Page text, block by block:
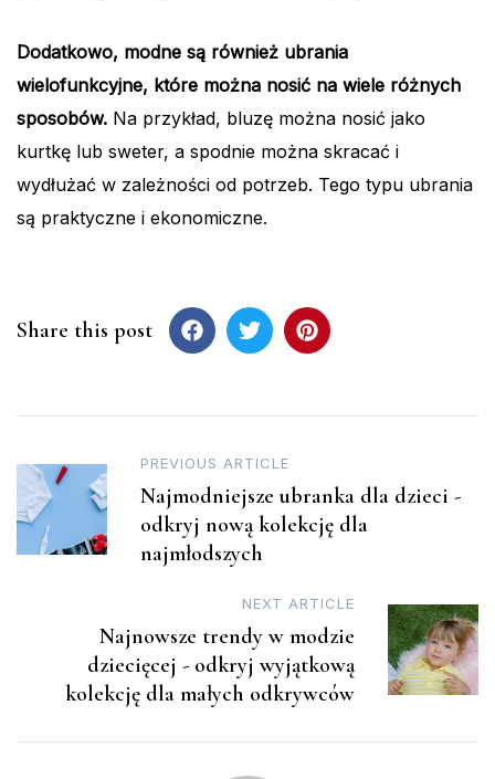
Dodatkowo, modne są również ubrania
wielofunkcyjne, które można nosić na wiele różnych
sposobów. Na przykład, bluzę można nosić jako
kurtkę lub sweter, a spodnie można skracać i
wydłużać w zależności od potrzeb. Tego typu ubrania
są praktyczne i ekonomiczne.
Share this post
Post
navigation
PREVIOUS ARTICLE
Najmodniejsze ubranka dla dzieci -
odkryj nową kolekcję dla
najmłodszych
NEXT ARTICLE
Najnowsze trendy w modzie
dziecięcej - odkryj wyjątkową
kolekcję dla małych odkrywców